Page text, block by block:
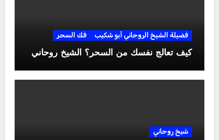
فضيلة الشيخ الروحاني أبو شكيب فك السحر
كيف تعالج نفسك من السحر؟ الشيخ روحاني
شيخ روحاني